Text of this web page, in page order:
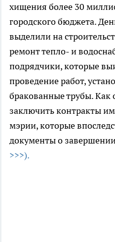
хищения более 30
городского бюджета.
выделили на
ремонт тепло- и
подрядчики, которые
проведение работ,
бракованные трубы.
заключить контракты
мэрии, которые
документы о
>>>).